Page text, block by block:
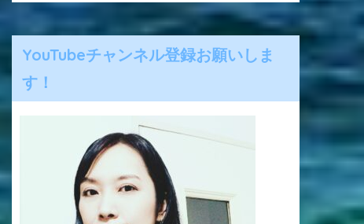
YouTubeチャンネル登録お願いしま
す！